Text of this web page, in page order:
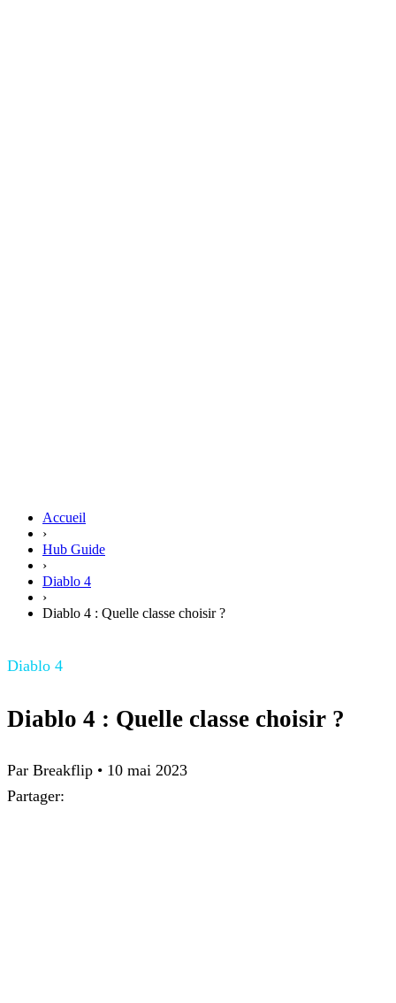
Accueil
›
Hub Guide
›
Diablo 4
›
Diablo 4 : Quelle classe choisir ?
Diablo 4
Diablo 4 : Quelle classe choisir ?
Par Breakflip • 10 mai 2023
Partager: